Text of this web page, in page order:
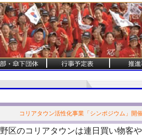
コリアタウン活性化事業「シンポジウム」開
区のコリアタウンは連日買い物客